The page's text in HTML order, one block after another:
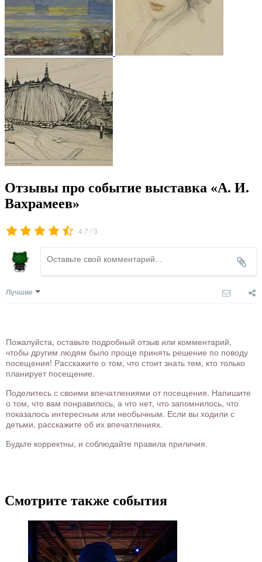
Отзывы про событие выставка «А. И.
Вахрамеев»
4.7 /3
Лучшие
Пожалуйста, оставьте подробный отзыв или комментарий,
чтобы другим людям было проще принять решение по поводу
посещения! Расскажите о том, что стоит знать тем, кто только
планирует посещение.
Поделитесь с своими впечатлениями от посещения. Напишите
о том, что вам понравилось, а что нет, что запомнилось, что
показалось интересным или необычным. Если вы ходили с
детьми, расскажите об их впечатлениях.
Будьте корректны, и соблюдайте правила приличия.
Смотрите также события